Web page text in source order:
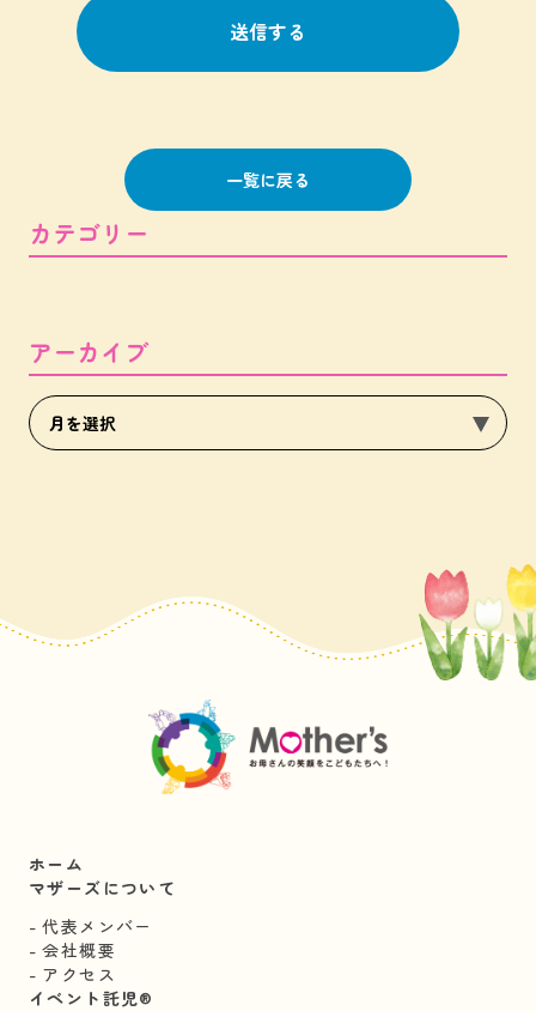
一覧に戻る
カテゴリー
アーカイブ
ホーム
マザーズについて
代表メンバー
会社概要
アクセス
イベント託児®︎